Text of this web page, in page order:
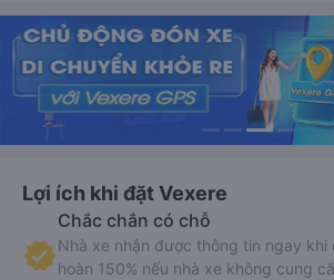
Lợi ích khi đặt Vexere
Chắc chắn có chỗ
Nhà xe nhận được thông tin ngay khi
hoàn 150% nếu nhà xe không cung